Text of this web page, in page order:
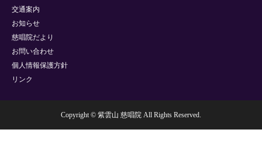
交通案内
お知らせ
慈唱院だより
お問い合わせ
個人情報保護方針
リンク
Copyright © 紫雲山 慈唱院 All Rights Reserved.